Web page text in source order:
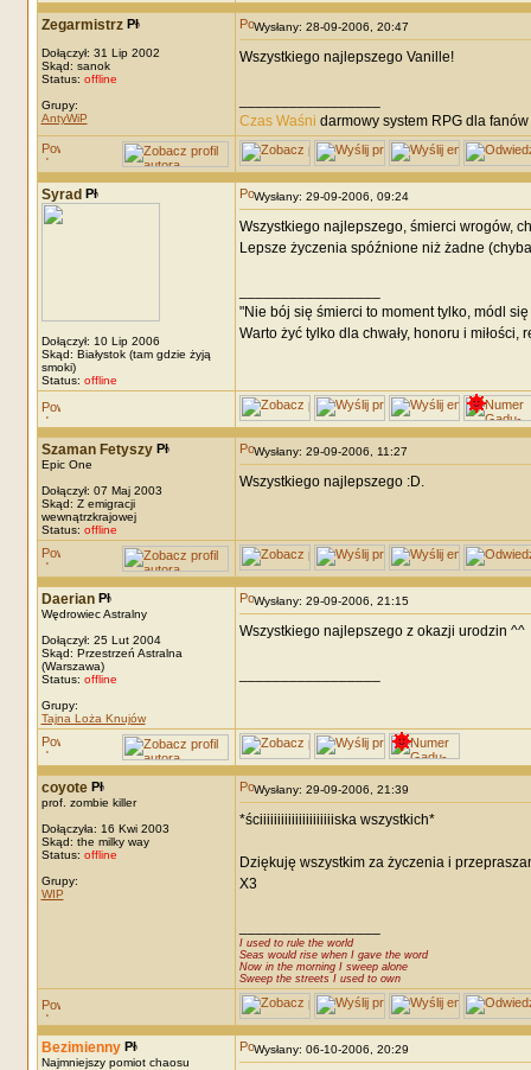
Zegarmistrz
Dołączył: 31 Lip 2002
Skąd: sanok
Status: offline
Grupy:
AntyWiP
Wysłany: 28-09-2006, 20:47
Wszystkiego najlepszego Vanille!
Czas Waśni darmowy system RPG dla
Syrad
Dołączył: 10 Lip 2006
Skąd: Białystok (tam gdzie żyją
smoki)
Status: offline
Wysłany: 29-09-2006, 09:24
Wszystkiego najlepszego, śmierci wrogów,
Lepsze życzenia spóźnione niż żadne
"Nie bój się śmierci to moment tylko, módl
Warto żyć tylko dla chwały, honoru i miłości,
Szaman Fetyszy
Epic One
Dołączył: 07 Maj 2003
Skąd: Z emigracji
wewnątrzkrajowej
Status: offline
Wysłany: 29-09-2006, 11:27
Wszystkiego najlepszego :D.
Daerian
Wędrowiec Astralny
Dołączył: 25 Lut 2004
Skąd: Przestrzeń Astralna
(Warszawa)
Status: offline
Grupy:
Tajna Loża Knujów
Wysłany: 29-09-2006, 21:15
Wszystkiego najlepszego z okazji urodzin ^^
coyote
prof. zombie killer
Dołączyła: 16 Kwi 2003
Skąd: the milky way
Status: offline
Grupy:
WIP
Wysłany: 29-09-2006, 21:39
*ściiiiiiiiiiiiiiiiiiiiiska wszystkich*
Dziękuję wszystkim za życzenia i
X3
I used to rule the world
Seas would rise when I gave the word
Now in the morning I sweep alone
Sweep the streets I used to own
Bezimienny
Najmniejszy pomiot chaosu
Wysłany: 06-10-2006, 20:29